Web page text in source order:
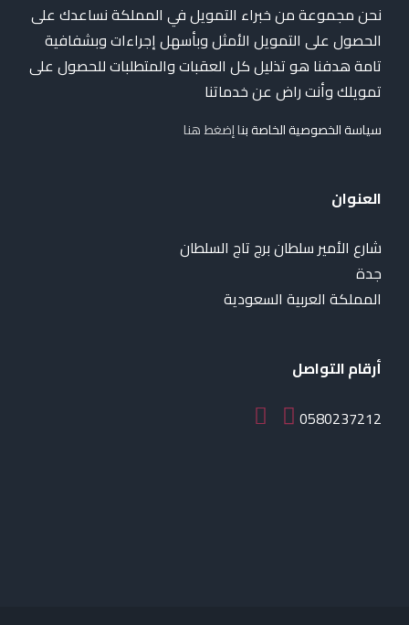
نحن مجموعة من خبراء التمويل في المملكة نساعدك على
الحصول على التمويل الأمثل وبأسهل إجراءات وبشفافية
تامة هدفنا هو تذليل كل العقبات والمتطلبات للحصول على
تمويلك وأنت راض عن خدماتنا
سياسة الخصوصية الخاصة بنا إضغط هنا
العنوان
شارع الأمير سلطان برج تاج السلطان
جدة
المملكة العربية السعودية
أرقام التواصل
0580237212